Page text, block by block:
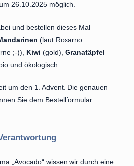
26.10.2025 möglich.
und bestellen dieses Mal
(laut Rosarno
;-)), Kiwi (gold), Granatäpfel
und ökologisch.
um den 1. Advent. Die genauen
Sie dem Bestellformular
„Avocado“ wissen wir durch eine